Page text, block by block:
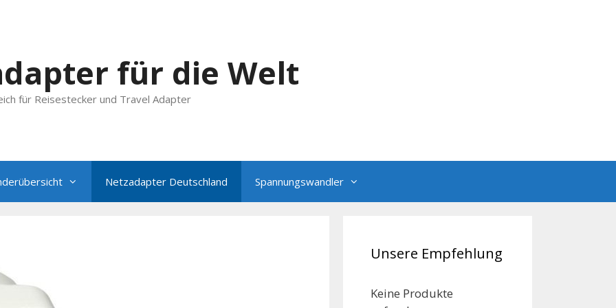
für die Welt
für Reisestecker und Travel Adapter
Netzadapter Deutschland Spannungswandler
Unsere Empfehlung
Keine Produkte